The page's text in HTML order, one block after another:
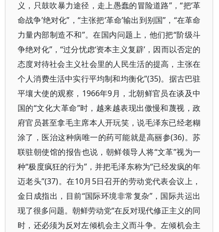
义，只鼓吹暴力途径，走上愚蠢的冒险道路”，“把‘革
命战争’绝对化”，“主张把‘革命’输出到别国”，“在革命
力量内部制造不和”。在国内问题上，他们把“阶级斗
争绝对化”，“过分忧虑‘资本主义复辟’，因而以否定的
态度对待社会主义社会里的人民生活的提高，主张在
个人消费生活中实行平均制和均衡化”(35)。据古巴驻
平壤大使的观察，1966年9月，北朝鲜官员在谈及中
国的“文化大革命”时，越来越表现出傲慢和蔑视，政
府官员甚至拿毛主席本人开玩笑，说毛泽东已经老糊
涂了，医治这种病唯一的药可能就是高丽参(36)。苏
联驻朝使馆的报告也说，朝鲜领导人将“文革”视为一
种“极度疯狂的行为”，并把毛泽东称为“已经发疯的年
迈老头”(37)。在10月5日召开的劳动党代表会议上，
金日成指出，目前“国际环境非常复杂”，国际共运出
现了很多问题。朝鲜劳动党“在反对现代修正主义的同
时，还必须为反对左倾机会主义而斗争。左倾机会主